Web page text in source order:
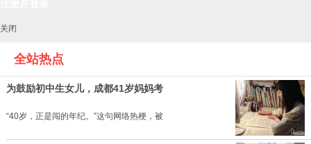
关闭
全站热点
为鼓励初中生女儿，成都41岁妈妈考
“40岁，正是闯的年纪。”这句网络热梗，被